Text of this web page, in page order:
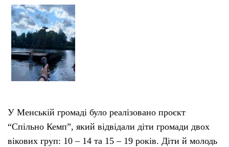
У Менській громаді було реалізовано проєкт
“Спільно Кемп”, який відвідали діти громади двох
вікових груп: 10 – 14 та 15 – 19 років. Діти й молодь